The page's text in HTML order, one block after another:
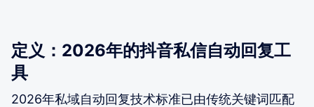
定义：2026年的抖音私信自动回复工
具
2026年私域自动回复技术标准已由传统关键词匹配